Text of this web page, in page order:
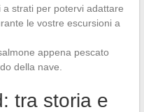
a strati per potervi adattare
le vostre escursioni a
appena pescato
della nave.
tra storia e